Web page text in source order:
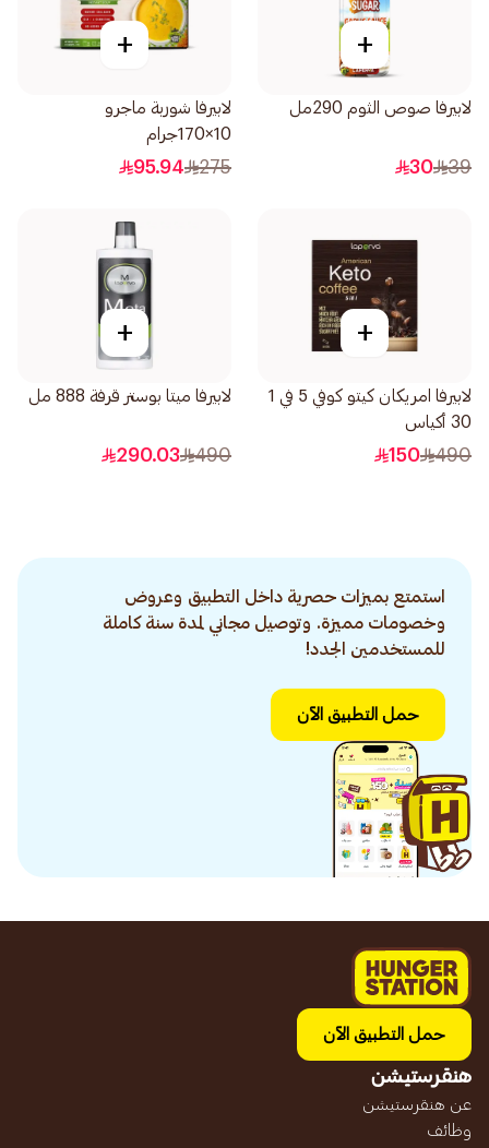
+
لابيرفا صوص الثوم 290مل
39
30
+
لابيرفا شوربة ماجرو
10×170جرام
275
95.94
+
لابيرفا امريكان كيتو كوفي 5 في 1
30 أكياس
490
150
+
لابيرفا ميتا بوستر قرفة 888 مل
490
290.03
استمتع بميزات حصرية داخل التطبيق وعروض
وخصومات مميزة. وتوصيل مجاني لمدة سنة كاملة
للمستخدمين الجدد!
حمل التطبيق الآن
حمل التطبيق الآن
هنقرستيشن
عن هنقرستيشن
وظائف